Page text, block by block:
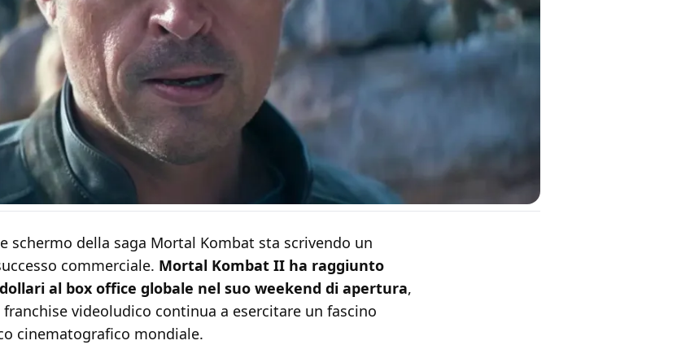
schermo della saga Mortal Kombat sta scrivendo un
commerciale. Mortal Kombat II ha raggiunto
al box office globale nel suo weekend di apertura,
videoludico continua a esercitare un fascino
cinematografico mondiale.